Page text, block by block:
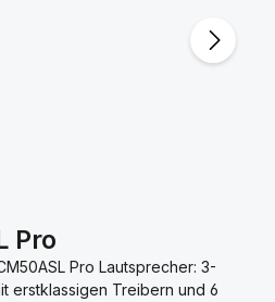
Pro
Pro Lautsprecher: 3-
erstklassigen Treibern und 6